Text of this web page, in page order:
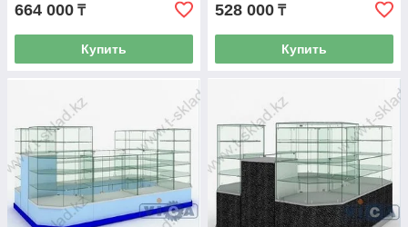
664 000 ₸
Купить
528 000 ₸
Купить